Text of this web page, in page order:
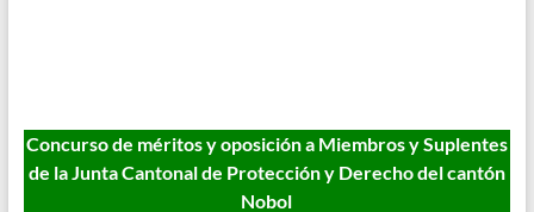
Concurso de méritos y oposición a Miembros y Suplentes
de la Junta Cantonal de Protección y Derecho del cantón
Nobol